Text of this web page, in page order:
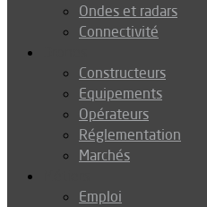
Ondes et radars
Connectivité
Constructeurs
Equipements
Opérateurs
Réglementation
Marchés
Emploi